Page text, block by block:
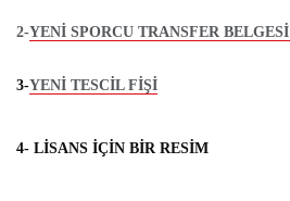
2-YENİ SPORCU TRANSFER BELGESİ
3-YENİ TESCİL FİŞİ
4- LİSANS İÇİN BİR RESİM